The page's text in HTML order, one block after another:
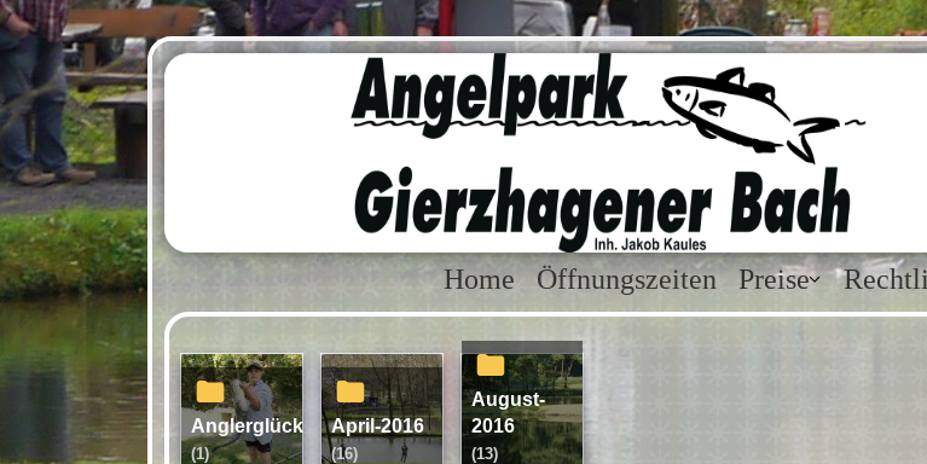
Home Öffnungszeiten Preise
Anglerglück
(1)
april-2016
(16)
august-
2016
(13)